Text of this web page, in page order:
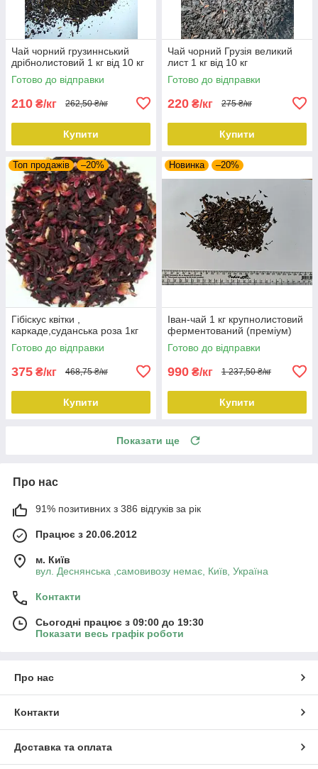
Чай чорний грузиннський
дрібнолистовий 1 кг від 10 кг
Готово до відправки
210 ₴/кг 262,50 ₴/кг
Купити
Чай чорний Грузія великий
лист 1 кг від 10 кг
Готово до відправки
220 ₴/кг 275 ₴/кг
Купити
Топ продажів –20%
Гібіскус квітки ,
каркаде,суданська роза 1кг
Готово до відправки
375 ₴/кг 468,75 ₴/кг
Купити
Новинка –20%
Іван-чай 1 кг крупнолистовий
ферментований (преміум)
Готово до відправки
990 ₴/кг 1 237,50 ₴/кг
Купити
Показати ще
Про нас
91% позитивних з 386 відгуків за рік
Працює з 20.06.2012
м. Київ
вул. Деснянська ,самовивозу немає, Київ, Україна
Контакти
Сьогодні працює з 09:00 до 19:30
Показати весь графік роботи
Про нас
Контакти
Доставка та оплата